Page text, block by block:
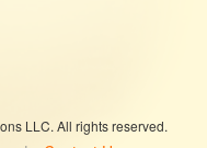
LLC. All rights reserved.